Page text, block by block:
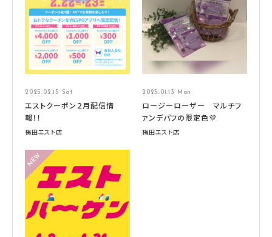
2025.02.15 Sat
エストクーポン２月配信情
報！！
梅田エスト店
2025.01.13 Mon
ロージーローザー マルチフ
ァンデパフの限定色💜
梅田エスト店